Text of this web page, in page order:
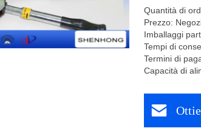
Quantità di
Prezzo:
Imballaggi
Tempi di
Termini di
Capacità di